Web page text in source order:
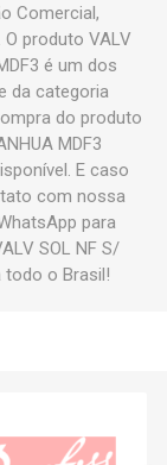
Comercial,
produto VALV
é um dos
da categoria
do produto
MDF3
E caso
com nossa
para
SOL NF S/
todo o Brasil!